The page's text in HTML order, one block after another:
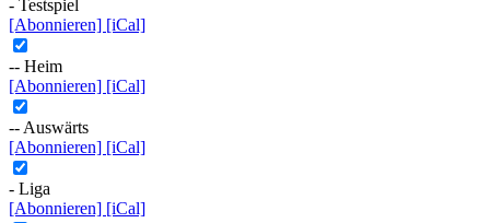
- Testspiel
[Abonnieren] [iCal]
-- Heim
[Abonnieren] [iCal]
-- Auswärts
[Abonnieren] [iCal]
- Liga
[Abonnieren] [iCal]